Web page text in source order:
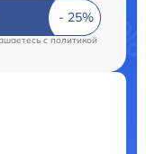
c политикой